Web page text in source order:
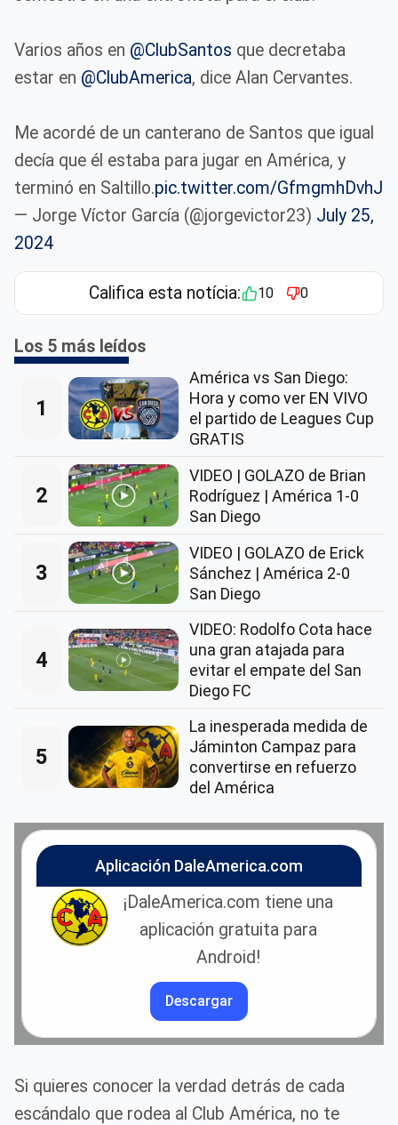
Varios años en @ClubSantos que decretaba
estar en @ClubAmerica, dice Alan Cervantes.
Me acordé de un canterano de Santos que igual
decía que él estaba para jugar en América, y
terminó en Saltillo.pic.twitter.com/GfmgmhDvhJ
— Jorge Víctor García (@jorgevictor23) July 25,
2024
Califica esta notícia: 10 0
Los 5 más leídos
1
América vs San Diego:
Hora y como ver EN VIVO
el partido de Leagues Cup
GRATIS
2
VIDEO | GOLAZO de Brian
Rodríguez | América 1-0
San Diego
3
VIDEO | GOLAZO de Erick
Sánchez | América 2-0
San Diego
4
VIDEO: Rodolfo Cota hace
una gran atajada para
evitar el empate del San
Diego FC
5
La inesperada medida de
Jáminton Campaz para
convertirse en refuerzo
del América
Aplicación DaleAmerica.com
¡DaleAmerica.com tiene una
aplicación gratuita para
Android!
Descargar
Si quieres conocer la verdad detrás de cada
escándalo que rodea al Club América, no te